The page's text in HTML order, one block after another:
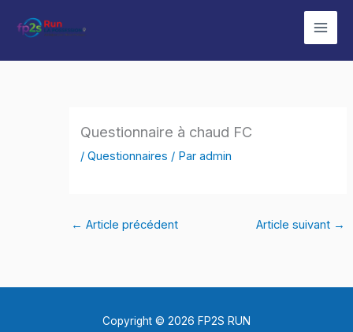
Questionnaire à chaud FC
/Questionnaires / Paradmin
← Article précédent Article suivant →
Copyright © 2026 FP2S RUN